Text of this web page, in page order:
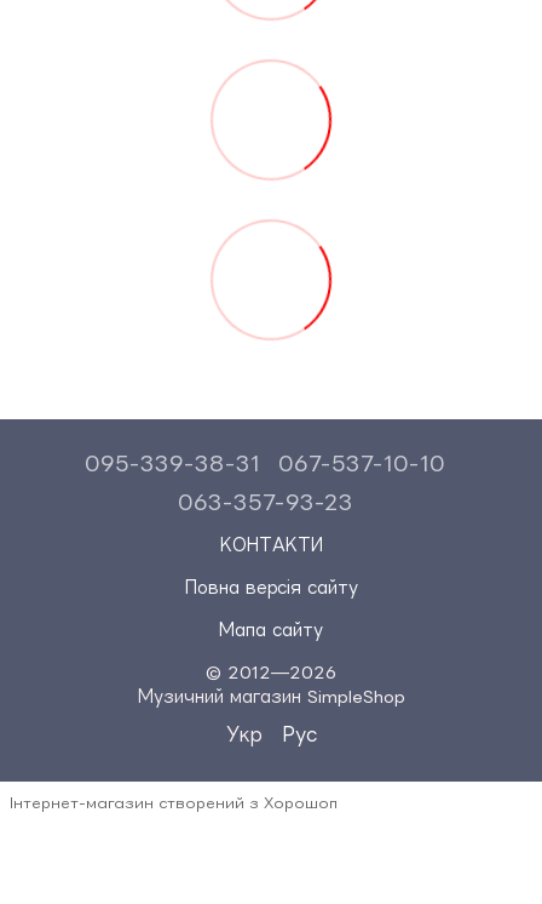
095-339-38-31
067-537-10-10
063-357-93-23
КОНТАКТИ
Повна версія сайту
Мапа сайту
© 2012—2026
Музичний магазин SimpleShop
Укр Рус
Інтернет-магазин створений з Хорошоп